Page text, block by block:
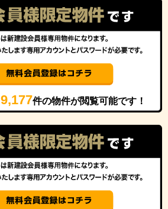
9,177件の物件が閲覧可能です！